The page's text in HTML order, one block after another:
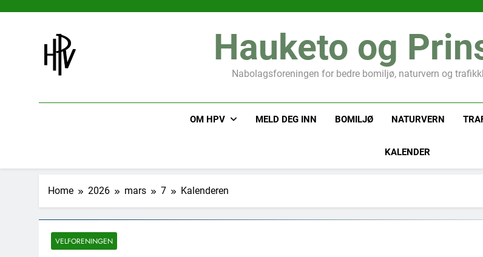
Hauketo og
Nabolagsforeningen for bedre bomiljø, naturvern og
OM HPV MELD DEG INN BOMILJØ NATURVERN
KALENDER
Home 2026 mars 7 Kalenderen
VELFORENINGEN